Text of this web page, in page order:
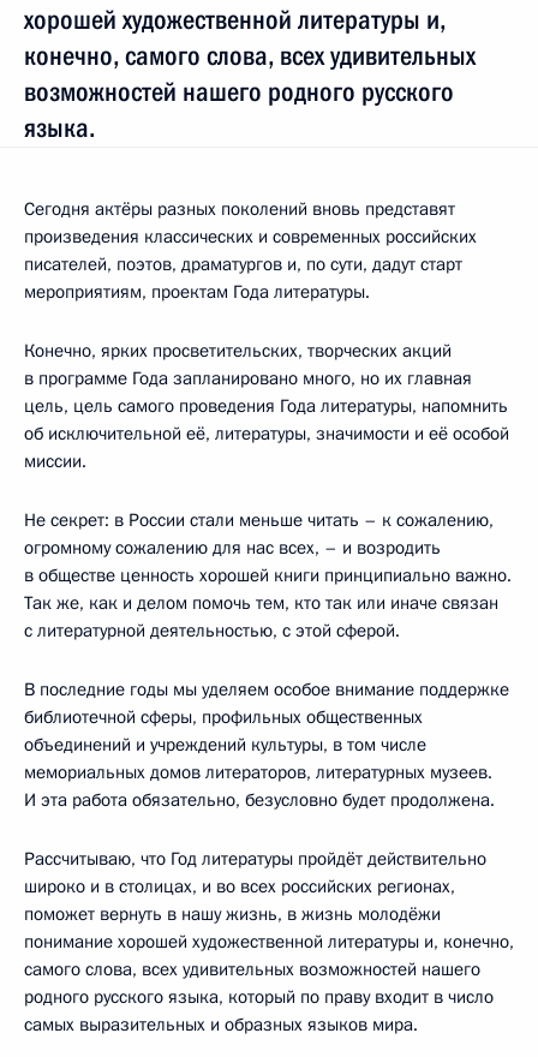
хорошей художественной литературы и,
конечно, самого слова, всех удивительных
возможностей нашего родного русского
языка.
Сегодня актёры разных поколений вновь представят
произведения классических и современных российских
писателей, поэтов, драматургов и, по сути, дадут старт
мероприятиям, проектам Года литературы.
Конечно, ярких просветительских, творческих акций
в программе Года запланировано много, но их главная
цель, цель самого проведения Года литературы, напомнить
об исключительной её, литературы, значимости и её особой
миссии.
Не секрет: в России стали меньше читать – к сожалению,
огромному сожалению для нас всех, – и возродить
в обществе ценность хорошей книги принципиально важно.
Так же, как и делом помочь тем, кто так или иначе связан
с литературной деятельностью, с этой сферой.
В последние годы мы уделяем особое внимание поддержке
библиотечной сферы, профильных общественных
объединений и учреждений культуры, в том числе
мемориальных домов литераторов, литературных музеев.
И эта работа обязательно, безусловно будет продолжена.
Рассчитываю, что Год литературы пройдёт действительно
широко и в столицах, и во всех российских регионах,
поможет вернуть в нашу жизнь, в жизнь молодёжи
понимание хорошей художественной литературы и, конечно,
самого слова, всех удивительных возможностей нашего
родного русского языка, который по праву входит в число
самых выразительных и образных языков мира.